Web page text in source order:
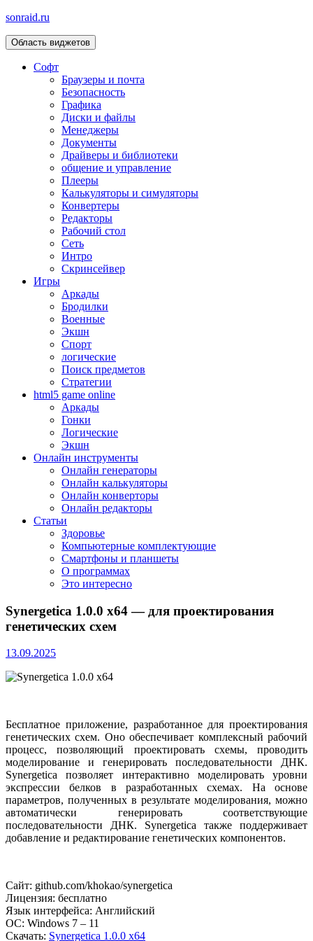
sonraid.ru
Скачивай программы, мини игры
Область виджетов
Софт
Браузеры и почта
Безопасность
Графика
Диски и файлы
Менеджеры
Документы
Драйверы и библиотеки
общение и управление
Плееры
Калькуляторы и симуляторы
Конвертеры
Редакторы
Рабочий стол
Сеть
Интро
Скринсейвер
Игры
Аркады
Бродилки
Военные
Экшн
Спорт
логические
Поиск предметов
Стратегии
html5 game online
Аркады
Гонки
Логические
Экшн
Онлайн инструменты
Онлайн генераторы
Онлайн калькуляторы
Онлайн конверторы
Онлайн редакторы
Статьи
Здоровье
Компьютерные комплектующие
Смартфоны и планшеты
О программах
Это интересно
Synergetica 1.0.0 x64 — для проектирования
генетических схем
13.09.2025
Бесплатное приложение, разработанное для проектирования
генетических схем. Оно обеспечивает комплексный рабочий
процесс, позволяющий проектировать схемы, проводить
моделирование и генерировать последовательности ДНК.
Synergetica позволяет интерактивно моделировать уровни
экспрессии белков в разработанных схемах. На основе
параметров, полученных в результате моделирования, можно
автоматически генерировать соответствующие
последовательности ДНК. Synergetica также поддерживает
добавление и редактирование генетических компонентов.
Сайт: github.com/khokao/synergetica
Лицензия: бесплатно
Язык интерфейса: Английский
ОС: Windows 7 – 11
Скачать: Synergetica 1.0.0 x64